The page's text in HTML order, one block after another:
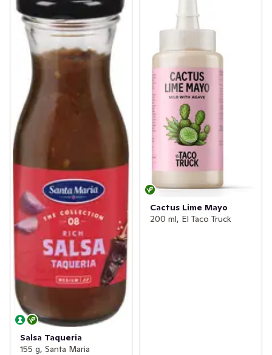
Salsa Taqueria
155 g, Santa Maria
Cactus Lime Mayo
200 ml, El Taco Truck